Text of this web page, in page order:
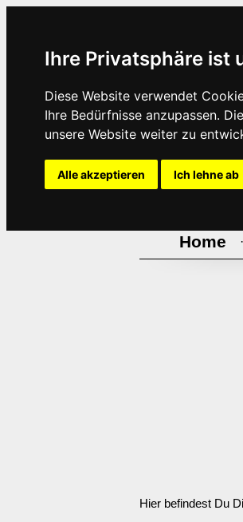
Ihre Privatsphäre ist
Diese Website verwendet
Ihre Bedürfnisse anzupassen.
unsere Website weiter zu
Alle akzeptieren Ich lehne ab
Home ·
Hier befindest Du